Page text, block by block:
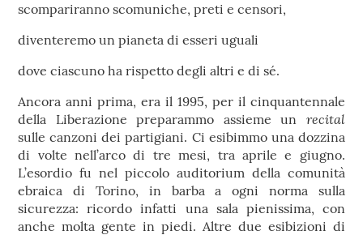
scompariranno scomuniche, preti e censori,
diventeremo un pianeta di esseri uguali
dove ciascuno ha rispetto degli altri e di sé.
Ancora anni prima, era il 1995, per il cinquantennale
della Liberazione preparammo assieme un recital
sulle canzoni dei partigiani. Ci esibimmo una dozzina
di volte nell’arco di tre mesi, tra aprile e giugno.
L’esordio fu nel piccolo auditorium della comunità
ebraica di Torino, in barba a ogni norma sulla
sicurezza: ricordo infatti una sala pienissima, con
anche molta gente in piedi. Altre due esibizioni di